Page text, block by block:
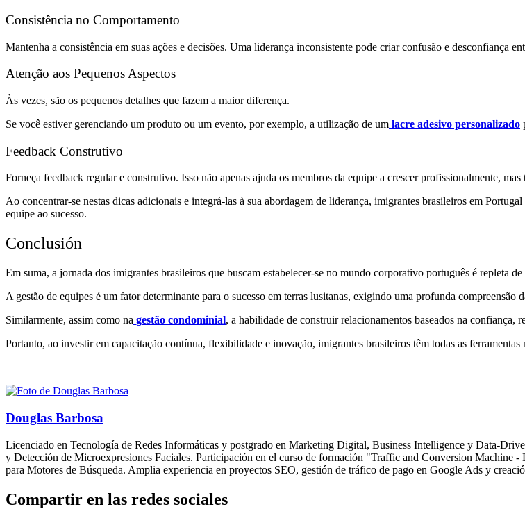
Consistência no Comportamento
Mantenha a consistência em suas ações e decisões. Uma liderança inconsistente pode criar confusão e desconfiança
Atenção aos Pequenos Aspectos
Às vezes, são os pequenos detalhes que fazem a maior diferença.
Se você estiver gerenciando um produto ou um evento, por exemplo, a utilização de um lacre adesivo personalizado
Feedback Construtivo
Forneça feedback regular e construtivo. Isso não apenas ajuda os membros da equipe a crescer profissionalmente,
Ao concentrar-se nestas dicas adicionais e integrá-las à sua abordagem de liderança, imigrantes brasileiros em
equipe ao sucesso.
Conclusión
Em suma, a jornada dos imigrantes brasileiros que buscam estabelecer-se no mundo corporativo português é repleta de
A gestão de equipes é um fator determinante para o sucesso em terras lusitanas, exigindo uma profunda compreensão
Similarmente, assim como na gestão condominial, a habilidade de construir relacionamentos baseados na confiança,
Portanto, ao investir em capacitação contínua, flexibilidade e inovação, imigrantes brasileiros têm todas as ferramentas
Douglas Barbosa
Licenciado en Tecnología de Redes Informáticas y postgrado en Marketing Digital, Business Intelligence y Data-
y Detección de Microexpresiones Faciales. Participación en el curso de formación "Traffic and Conversion
para Motores de Búsqueda. Amplia experiencia en proyectos SEO, gestión de tráfico de pago en Google Ads y
Compartir en las redes sociales